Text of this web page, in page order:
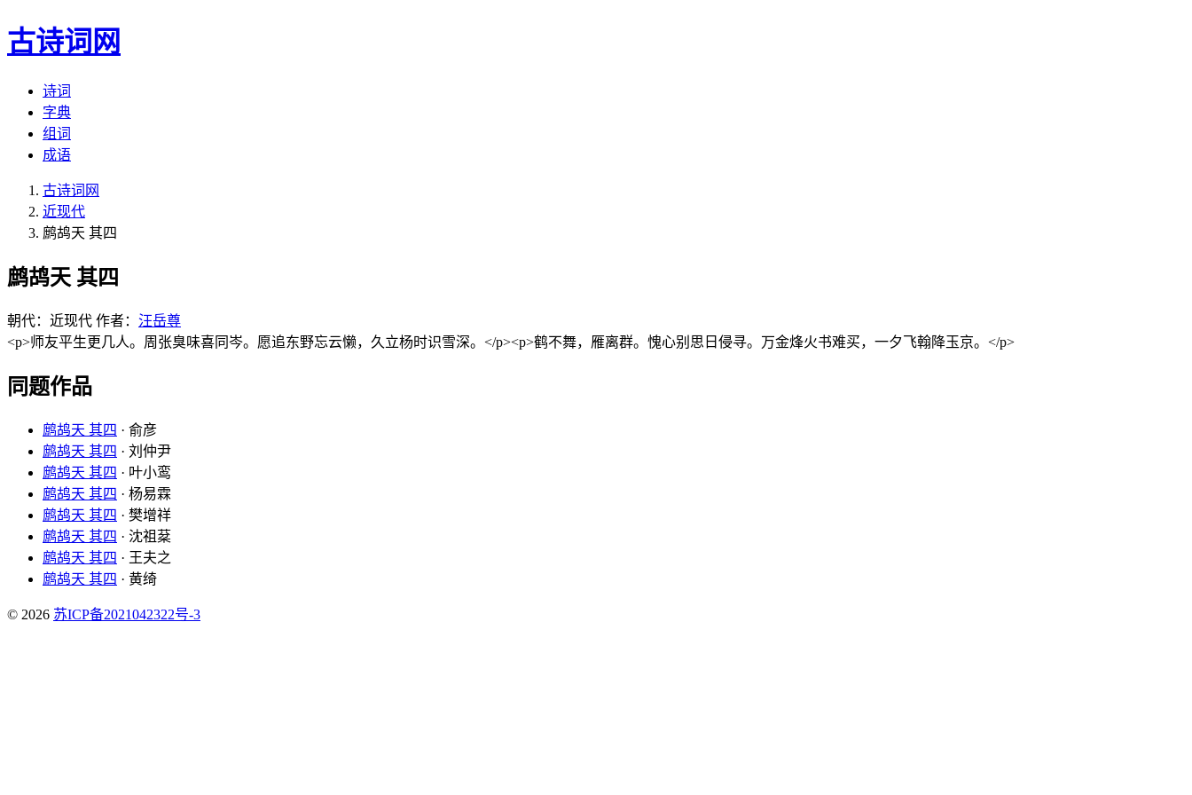
古诗词网
诗词
字典
组词
成语
古诗词网
近现代
鹧鸪天 其四
鹧鸪天 其四
朝代：近现代 作者： 汪岳尊
<p>师友平生更几人。周张臭味喜同岑。愿追东野忘云懒，久立杨时识雪深。</p><p>鹤不舞，雁离群。愧心别思日侵寻。万金烽火书难买，一夕飞翰降玉京。</p>
同题作品
鹧鸪天 其四 · 俞彦
鹧鸪天 其四 · 刘仲尹
鹧鸪天 其四 · 叶小鸾
鹧鸪天 其四 · 杨易霖
鹧鸪天 其四 · 樊增祥
鹧鸪天 其四 · 沈祖棻
鹧鸪天 其四 · 王夫之
鹧鸪天 其四 · 黄绮
© 2026 苏ICP备2021042322号-3